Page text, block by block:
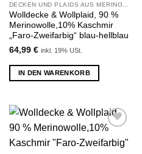
Wolldecke & Wollplaid, 90 %
Merinowolle,10% Kaschmir
„Faro-Zweifarbig“ blau-hellblau
64,99 € inkl. 19% USt.
IN DEN WARENKORB
Wunschliste